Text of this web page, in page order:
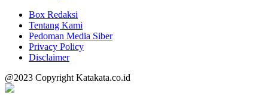
Box Redaksi
Tentang Kami
Pedoman Media Siber
Privacy Policy
Disclaimer
@2023 Copyright Katakata.co.id